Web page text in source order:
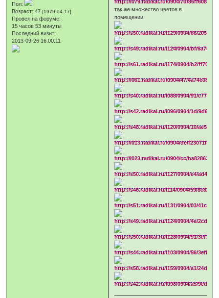
Пол:
Возраст: 47[1979-04-17]
Провел на форуме:
15 часов 53 минуты
Последний визит:
2013-09-26 16:00:11
так же множество цветов в
помещении